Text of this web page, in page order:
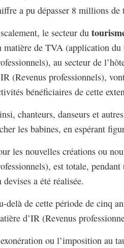
a pu dépasser 8 millions de
le secteur du
matière de TVA (application du
au secteur de
(Revenus professionnels),
bénéficiaires de cette
chanteurs, danseurs et
les babines, en espérant
les nouvelles créations ou
est totale,
devises a été réalisée.
delà de cette période de cinq
d’IR (Revenus
ou l’imposition au